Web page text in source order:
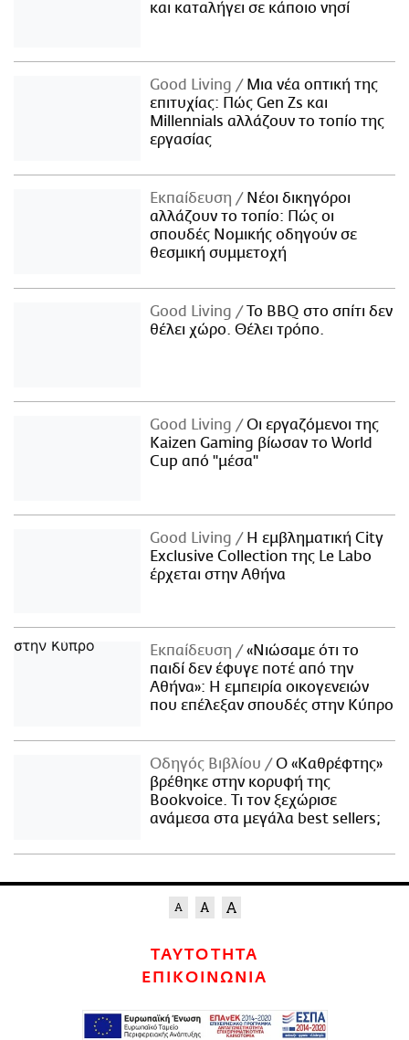
και καταλήγει σε κάποιο νησί
Good Living
Μια νέα οπτική της
επιτυχίας: Πώς Gen Zs και
Millennials αλλάζουν το τοπίο της
εργασίας
Εκπαίδευση
Νέοι δικηγόροι
αλλάζουν το τοπίο: Πώς οι
σπουδές Νομικής οδηγούν σε
θεσμική συμμετοχή
Good Living
Το BBQ στο σπίτι δεν
θέλει χώρο. Θέλει τρόπο.
Good Living
Οι εργαζόμενοι της
Kaizen Gaming βίωσαν το World
Cup από "μέσα"
Good Living
Η εμβληματική City
Exclusive Collection της Le Labo
έρχεται στην Αθήνα
Εκπαίδευση
«Νιώσαμε ότι το
παιδί δεν έφυγε ποτέ από την
Αθήνα»: Η εμπειρία οικογενειών
που επέλεξαν σπουδές στην Κύπρο
Οδηγός Βιβλίου
Ο «Καθρέφτης»
βρέθηκε στην κορυφή της
Bookvoice. Τι τον ξεχώρισε
ανάμεσα στα μεγάλα best sellers;
ΤΑΥΤΟΤΗΤΑ
ΕΠΙΚΟΙΝΩΝΙΑ